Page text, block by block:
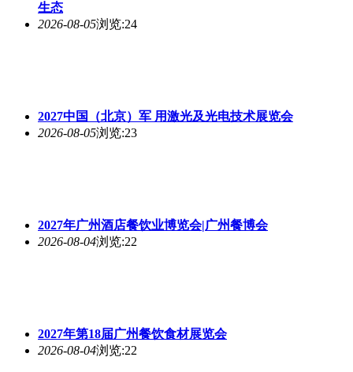
生态
2026-08-05浏览:24
2027中国（北京）军 用激光及光电技术展览会
2026-08-05浏览:23
2027年广州酒店餐饮业博览会|广州餐博会
2026-08-04浏览:22
2027年第18届广州餐饮食材展览会
2026-08-04浏览:22